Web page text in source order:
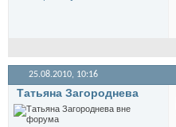
25.08.2010, 10:16
Татьяна Загороднева